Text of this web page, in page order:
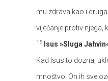
mu zdrava kao i druga!
vijećanje protiv njega,
15
Isus »Sluga
Kad Isus to dozna,
mnoštvo. On ih sve